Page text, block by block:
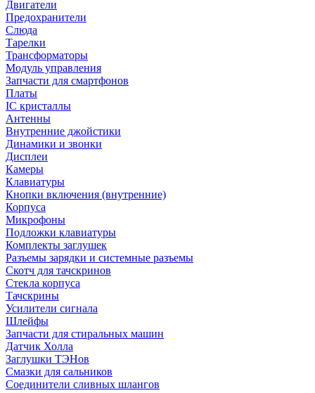
Двигатели
Предохранители
Слюда
Тарелки
Трансформаторы
Модуль управления
Запчасти для смартфонов
Платы
IC кристаллы
Антенны
Внутренние джойстики
Динамики и звонки
Дисплеи
Камеры
Клавиатуры
Кнопки включения (внутренние)
Корпуса
Микрофоны
Подложки клавиатуры
Комплекты заглушек
Разъемы зарядки и системные разъемы
Скотч для тачскринов
Стекла корпуса
Тачскрины
Усилители сигнала
Шлейфы
Запчасти для стиральных машин
Датчик Холла
Заглушки ТЭНов
Смазки для сальников
Соединители сливных шлангов